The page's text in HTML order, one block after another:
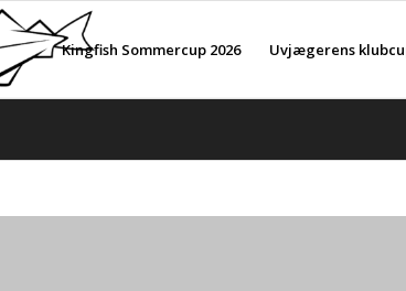
Kingfish Sommercup 2026 Uvjægerens